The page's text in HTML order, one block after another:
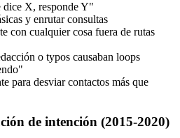
X, responde Y"
y enrutar consultas
con cualquier cosa fuera de rutas
o typos causaban loops
para desviar contactos más que
de intención (2015-2020)